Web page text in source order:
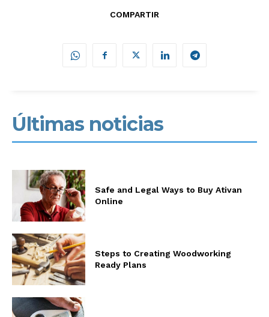
COMPARTIR
Últimas noticias
Safe and Legal Ways to Buy Ativan
Online
Steps to Creating Woodworking
Ready Plans